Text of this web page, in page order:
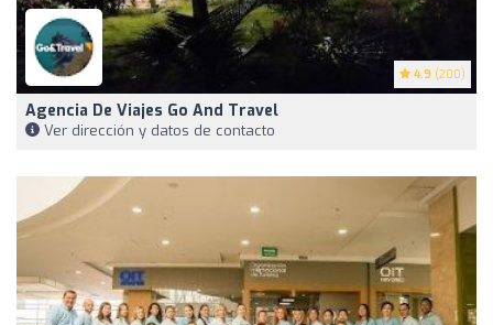
4.9 (200)
Agencia De Viajes Go And Travel
Ver dirección y datos de contacto